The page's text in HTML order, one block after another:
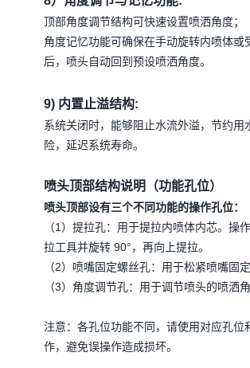
顶部角度调节结构可快速设置喷洒角度；
角度记忆功能可确保在手动旋转内喷体或
后，喷头自动回到预设喷洒角度。
9) 内置止溢结构:
系统关闭时，能够阻止水流外溢，节约用
险，延迟系统寿命。
喷头顶部结构说明（功能孔位）
喷头顶部设有三个不同功能的操作孔位：
（1）提拉孔：用于提拉内喷体内芯。操
拉工具并旋转 90°，再向上提拉。
（2）喷嘴固定螺丝孔：用于松紧喷嘴固
（3）角度调节孔：用于调节喷头的喷洒
注意：各孔位功能不同，请使用对应孔位
作，避免误操作造成损坏。